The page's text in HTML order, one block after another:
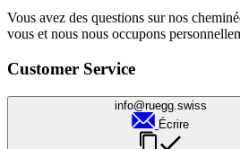
Vous avez des questions sur nos
vous et nous nous occupons
Customer Service
info@ruegg.swiss
Écrire